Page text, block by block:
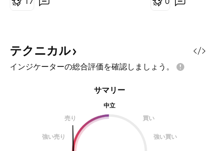
仮説を追加した場合のシナリオ。
①波を基準に×1.618した場合③
波の高値目処が『$0.13』（黄色
$0.0268を(1)波頂点であると仮定
し 下記の条件での場合の高値目処
は『$0.091』（中央の緑線） ※(1)
波＝１ (2)波＝0.618修正
(3)波＝×1.618
ンは『１波』が
頭打ちしたパター
想到達点 エリオッ
重要となってくる
根拠としては今年
テクニカル
インジケーターの総合評価を確認しましょう。
サマリー
中立
売り
買い
強い売り 強い買い